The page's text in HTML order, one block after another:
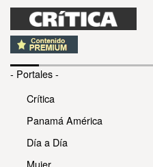
- Portales -
Crítica
Panamá América
Día a Día
Mujer